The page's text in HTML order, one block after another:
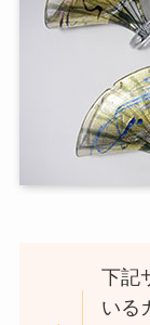
下記
いる